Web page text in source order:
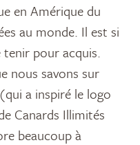
en Amérique du
au monde. Il est si
tenir pour acquis.
nous savons sur
a inspiré le logo
Canards Illimités
beaucoup à